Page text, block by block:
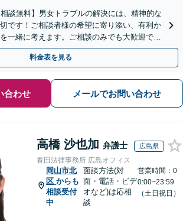
相談無料】男女トラブルの解決には、精神的な
です！ご相談者様の希望に寄り添い、有利か
一緒に考えます。ご相談のみでも大歓迎です
さい。【夜間・休日相談可】
料金表を見る
合わせ メールでお問い合わせ
高橋 沙也加 弁護士 広島県
春田法律事務所 広島オフィス
岡山市北
区 からも
相談受付
中
面談方法(対
面・電話・ビデ
オなど)は応相
談
営業時間：0
0:00~23:59
（土日祝日）